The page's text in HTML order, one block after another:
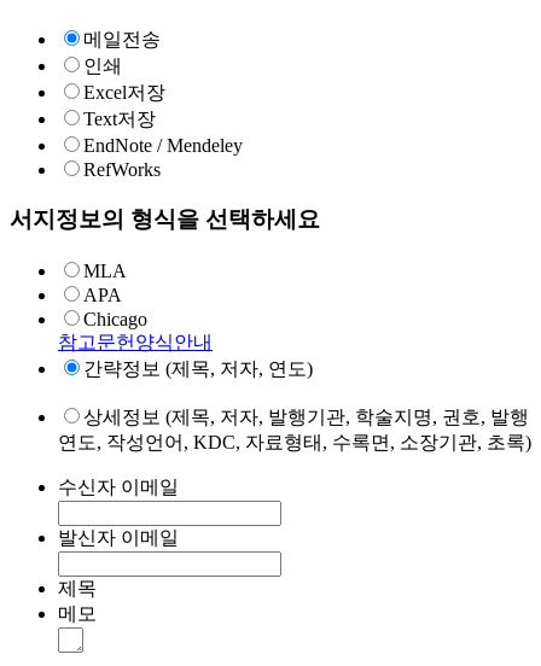
메일전송
인쇄
Excel저장
Text저장
EndNote / Mendeley
RefWorks
서지정보의 형식을 선택하세요
MLA
APA
Chicago
참고문헌양식안내
간략정보 (제목, 저자, 연도)
상세정보 (제목, 저자, 발행기관, 학술지명, 권호, 발행
연도, 작성언어, KDC, 자료형태, 수록면, 소장기관, 초록)
수신자 이메일
발신자 이메일
제목
메모